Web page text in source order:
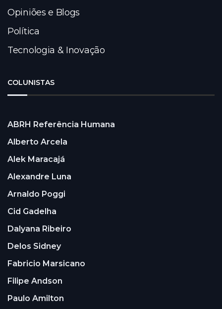
Opiniões e Blogs
Política
Tecnologia & Inovação
COLUNISTAS
ABRH Referência Humana
Alberto Arcela
Alek Maracajá
Alexandre Luna
Arnaldo Poggi
Cid Gadelha
Dalyana Ribeiro
Delos Sidney
Fabricio Marsicano
Filipe Andson
Paulo Amilton